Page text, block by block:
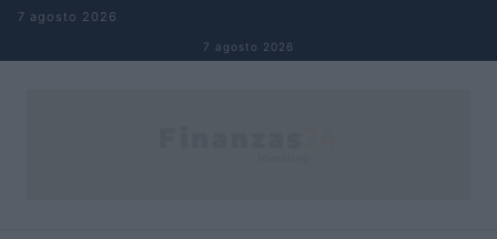
Saltar al contenido
7 agosto 2026
7 agosto 2026